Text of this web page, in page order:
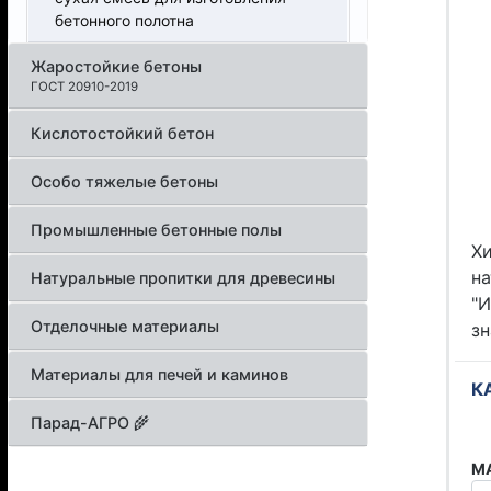
бетонного полотна
Жаростойкие бетоны
ГОСТ 20910-2019
Кислотостойкий бетон
Особо тяжелые бетоны
Промышленные бетонные полы
Натуральные пропитки для древесины
Отделочные материалы
Материалы для печей и каминов
Парад-АГРО 🌾